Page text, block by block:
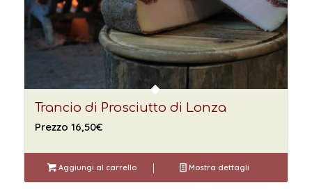
Trancio di Prosciutto di Lonza
Prezzo 16,50€
Aggiungi al carrello Mostra dettagli